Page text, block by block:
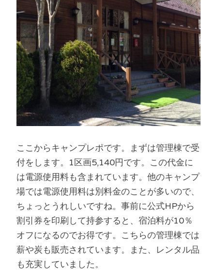
ここからキャンプレポです。まずは管理棟で受
付をします。1区画5,140円です。この代金に
は電源使用料も含まれています。他のキャンプ
場では電源使用料は別料金のことが多いので、
ちょっとうれしいですね。事前に公式HPから
割引券を印刷して持参すると、宿泊料が10％
オフになるのでお得です。こちらの管理棟では
薪や炭も販売されています。また、レンタル品
も充実していました。